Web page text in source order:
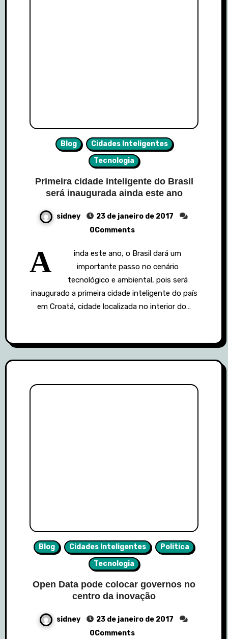
Blog
Cidades Inteligentes
Tecnologia
Primeira cidade inteligente do Brasil
será inaugurada ainda este ano
sidney
23 de janeiro de 2017
0Comments
A
inda este ano, o Brasil dará um
importante passo no cenário
tecnológico e ambiental, pois será
inaugurado a primeira cidade inteligente do país
em Croatá, cidade localizada no interior do…
Blog Cidades Inteligentes
Politica
Tecnologia
Open Data pode colocar governos no
centro da inovação
sidney
23 de janeiro de 2017
0Comments